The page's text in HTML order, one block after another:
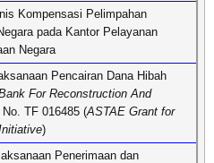
Kompensasi Pelimpahan
pada Kantor Pelayanan
Negara
Pencairan Dana Hibah
For Reconstruction And
No. TF 016485 (ASTAE Grant for
)
Penerimaan dan